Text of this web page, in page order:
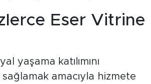
Eser Vitrine
yaşama katılımını
amacıyla hizmete